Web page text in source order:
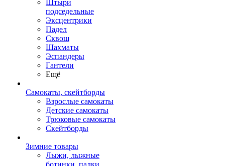
Штыри
подседельные
Эксцентрики
Падел
Сквош
Шахматы
Эспандеры
Гантели
Ещё
Самокаты, скейтборды
Взрослые самокаты
Детские самокаты
Трюковые самокаты
Скейтборды
Зимние товары
Лыжи, лыжные
ботинки, палки